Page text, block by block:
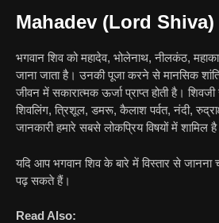
Mahadev (Lord Shiva)
भगवान शिव को महादेव, भोलेनाथ, नीलकंठ,
जाना जाता है। उनकी पूजा करने से मानसिक
जीवन में सकारात्मक ऊर्जा प्राप्त होती है।
शिवलिंग, त्रिशूल, डमरू, कैलाश पर्वत, नंदी,
जानकारी हमारे सबसे लोकप्रिय विषयों में शामिल
यदि आप भगवान शिव के बारे में विस्तार से जानना
पढ़ सकते हैं।
Read Also: